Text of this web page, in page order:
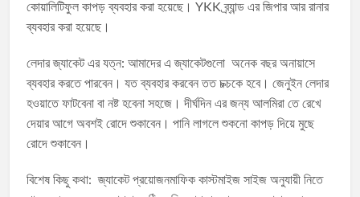
কোয়ালিটিফুল কাপড় ব্যবহার করা হয়েছে। YKK ব্র্যান্ড এর জিপার আর রানার
ব্যবহার করা হয়েছে।
লেদার জ্যাকেট এর যত্ন: আমাদের এ জ্যাকেটগুলো অনেক বছর অনায়াসে
ব্যবহার করতে পারবেন। যত ব্যবহার করবেন তত চক্চকে হবে। জেনুইন লেদার
হওয়াতে ফাটবেনা বা নষ্ট হবেনা সহজে। দীর্ঘদিন এর জন্য আলমিরা তে রেখে
দেয়ার আগে অবশই রোদে শুকাবেন। পানি লাগলে শুকনো কাপড় দিয়ে মুছে
রোদে শুকাবেন।
বিশেষ কিছু কথা: জ্যাকেট প্রয়োজনমাফিক কাস্টমাইজ সাইজ অনুযায়ী নিতে